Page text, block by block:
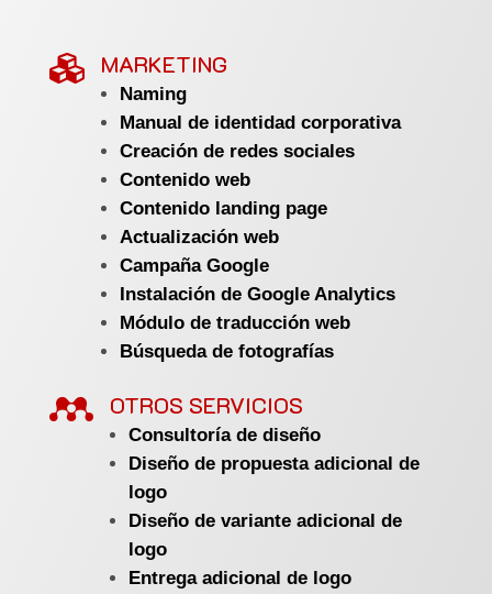
 MARKETING
Naming
Manual de identidad corporativa
Creación de redes sociales
Contenido web
Contenido landing page
Actualización web
Campaña Google
Instalación de Google Analytics
Módulo de traducción web
Búsqueda de fotografías
 OTROS SERVICIOS
Consultoría de diseño
Diseño de propuesta adicional de
logo
Diseño de variante adicional de
logo
Entrega adicional de logo